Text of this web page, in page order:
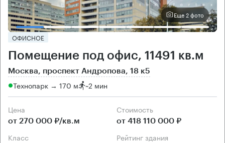
Еще 2 фото
ОФИСНОЕ
Помещение под офис, 11491 кв.м
Москва, проспект Андропова, 18 к5
Технопарк → 170 м ~2 мин
Цена
от 270 000 ₽/кв.м
Cтоимость
от 418 110 000 ₽
класс рейтинг здания